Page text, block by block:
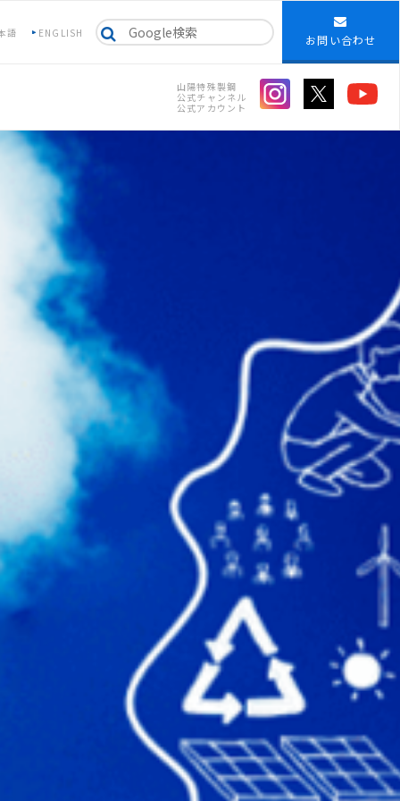
語 ENGLISH お問い合わせ
山陽特殊製鋼
公式チャンネル
公式アカウント